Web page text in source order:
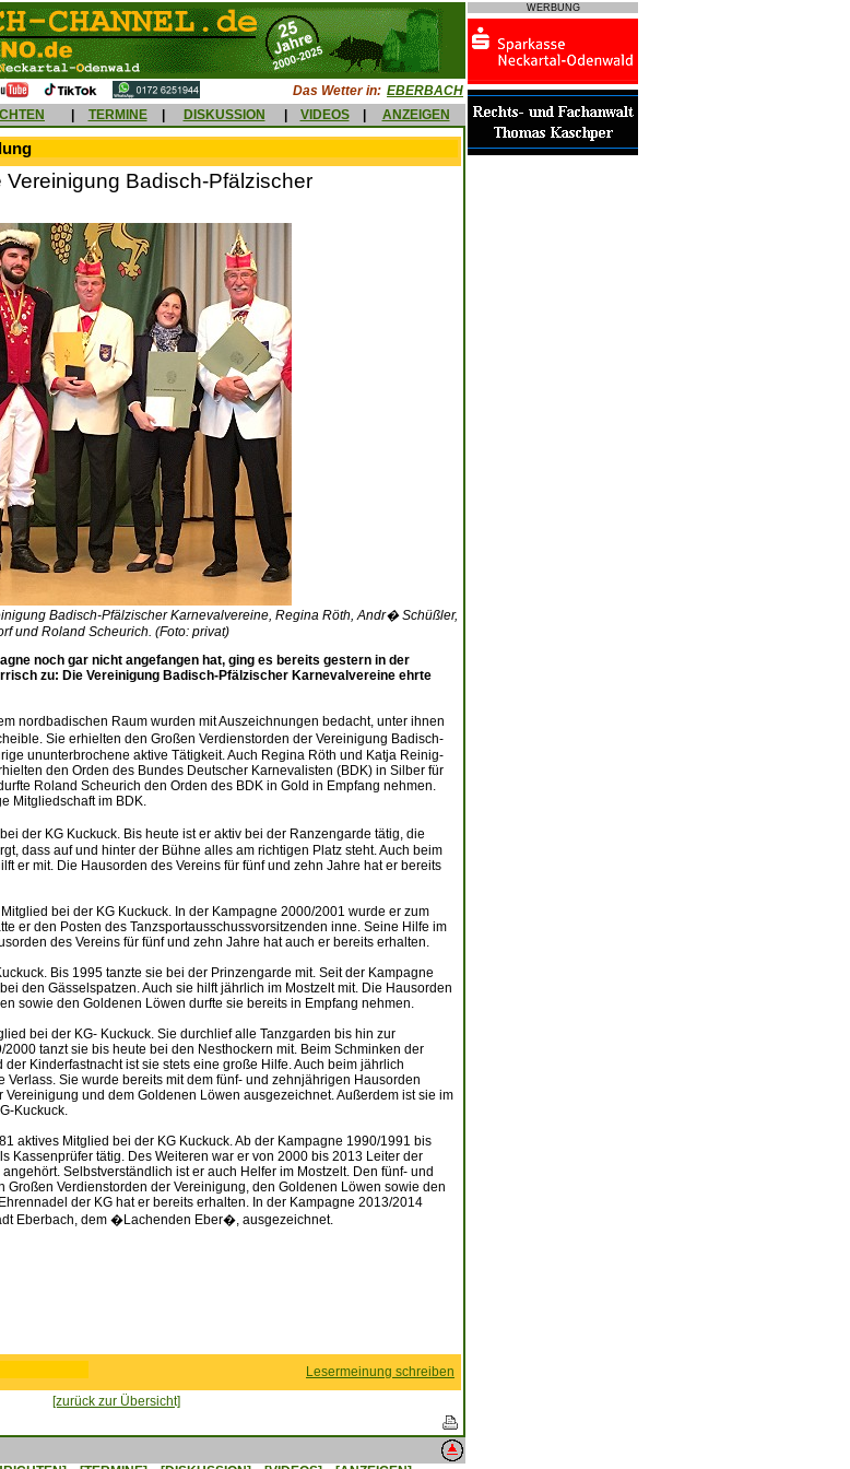
Das Wetter in: EBERBACH
TERMINE DISKUSSION VIDEOS ANZEIGEN
Badisch-Pfälzischer
Badisch-Pfälzischer Karnevalvereine, Regina Röth, Andr� Schüßler,
und Roland Scheurich. (Foto: privat)
noch gar nicht angefangen hat, ging es bereits gestern in der
zu: Die Vereinigung Badisch-Pfälzischer Karnevalvereine ehrte
nordbadischen Raum wurden mit Auszeichnungen bedacht, unter ihnen
Sie erhielten den Großen Verdienstorden der Vereinigung Badisch-
ununterbrochene aktive Tätigkeit. Auch Regina Röth und Katja Reinig-
den Orden des Bundes Deutscher Karnevalisten (BDK) in Silber für
Roland Scheurich den Orden des BDK in Gold in Empfang nehmen.
Mitgliedschaft im BDK.
der KG Kuckuck. Bis heute ist er aktiv bei der Ranzengarde tätig, die
dass auf und hinter der Bühne alles am richtigen Platz steht. Auch beim
er mit. Die Hausorden des Vereins für fünf und zehn Jahre hat er bereits
bei der KG Kuckuck. In der Kampagne 2000/2001 wurde er zum
er den Posten des Tanzsportausschussvorsitzenden inne. Seine Hilfe im
des Vereins für fünf und zehn Jahre hat auch er bereits erhalten.
Bis 1995 tanzte sie bei der Prinzengarde mit. Seit der Kampagne
den Gässelspatzen. Auch sie hilft jährlich im Mostzelt mit. Die Hausorden
sowie den Goldenen Löwen durfte sie bereits in Empfang nehmen.
bei der KG- Kuckuck. Sie durchlief alle Tanzgarden bis hin zur
tanzt sie bis heute bei den Nesthockern mit. Beim Schminken der
Kinderfastnacht ist sie stets eine große Hilfe. Auch beim jährlich
Verlass. Sie wurde bereits mit dem fünf- und zehnjährigen Hausorden
und dem Goldenen Löwen ausgezeichnet. Außerdem ist sie im
Kuckuck.
aktives Mitglied bei der KG Kuckuck. Ab der Kampagne 1990/1991 bis
Kassenprüfer tätig. Des Weiteren war er von 2000 bis 2013 Leiter der
Selbstverständlich ist er auch Helfer im Mostzelt. Den fünf- und
Großen Verdienstorden der Vereinigung, den Goldenen Löwen sowie den
der KG hat er bereits erhalten. In der Kampagne 2013/2014
Eberbach, dem �Lachenden Eber�, ausgezeichnet.
Lesermeinung schreiben
[zurück zur Übersicht]
WERBUNG